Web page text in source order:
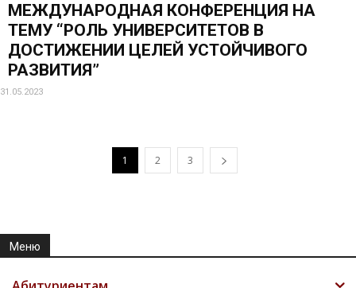
МЕЖДУНАРОДНАЯ КОНФЕРЕНЦИЯ НА
ТЕМУ “РОЛЬ УНИВЕРСИТЕТОВ В
ДОСТИЖЕНИИ ЦЕЛЕЙ УСТОЙЧИВОГО
РАЗВИТИЯ”
31.05.2023
1 2 3
Меню